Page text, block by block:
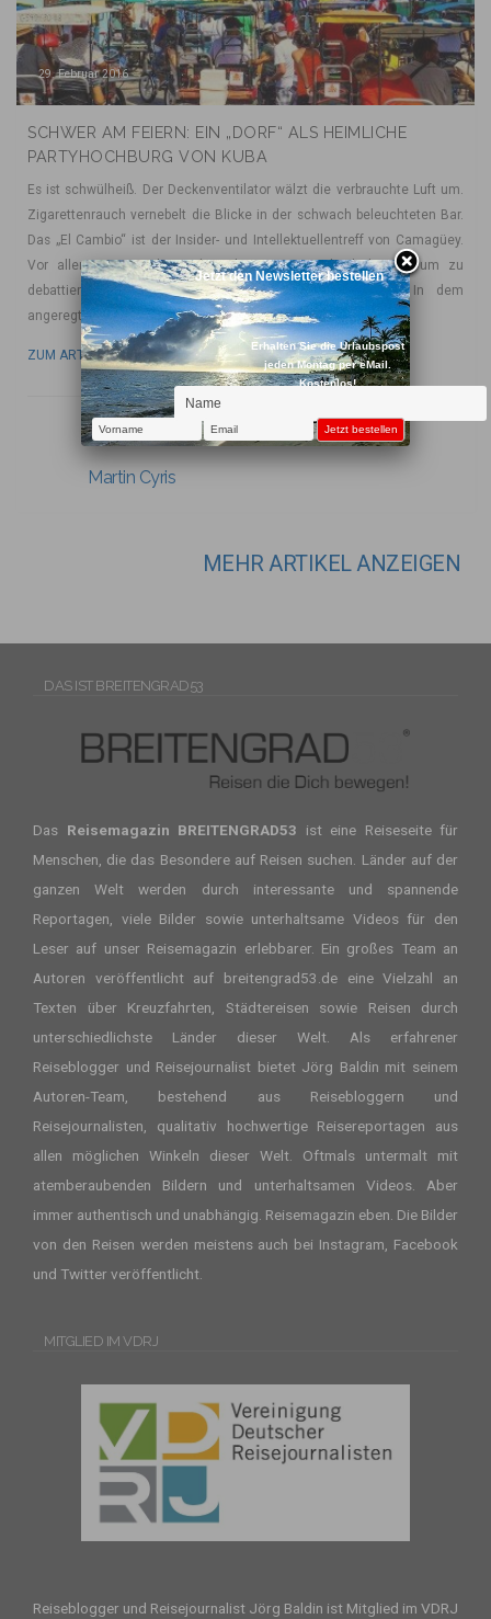
29. Februar 2016
SCHWER AM FEIERN: EIN „DORF“ ALS HEIMLICHE
PARTYHOCHBURG VON KUBA
Es ist schwülheiß. Der Deckenventilator wälzt die verbrauchte Luft um.
Zigarettenrauch vernebelt die Blicke in der schwach beleuchteten Bar.
Das „El Cambio“ ist der Insider- und Intellektuellentreff von Camagüey.
Vor allem am Wochenende schaut Jung und Alt herein, um zu
debattieren und den neuesten Tratsch auszutauschen. In dem
angeregten Stimmengewirr versteht man fast sein eigenes
ZUM ARTIKEL
Martin Cyris
MEHR ARTIKEL ANZEIGEN
DAS IST BREITENGRAD53
Das Reisemagazin BREITENGRAD53 ist eine Reiseseite für
Menschen, die das Besondere auf Reisen suchen. Länder auf der
ganzen Welt werden durch interessante und spannende
Reportagen, viele Bilder sowie unterhaltsame Videos für den
Leser auf unser Reisemagazin erlebbarer. Ein großes Team an
Autoren veröffentlicht auf breitengrad53.de eine Vielzahl an
Texten über Kreuzfahrten, Städtereisen sowie Reisen durch
unterschiedlichste Länder dieser Welt. Als erfahrener
Reiseblogger und Reisejournalist bietet Jörg Baldin mit seinem
Autoren-Team, bestehend aus Reisebloggern und
Reisejournalisten, qualitativ hochwertige Reisereportagen aus
allen möglichen Winkeln dieser Welt. Oftmals untermalt mit
atemberaubenden Bildern und unterhaltsamen Videos. Aber
immer authentisch und unabhängig. Reisemagazin eben. Die Bilder
von den Reisen werden meistens auch bei Instagram, Facebook
und Twitter veröffentlicht.
MITGLIED IM VDRJ
Reiseblogger und Reisejournalist Jörg Baldin ist Mitglied im VDRJ
Jetzt den Newsletter bestellen
Erhalten Sie die Urlaubspost
jeden Montag per eMail.
Kostenlos!